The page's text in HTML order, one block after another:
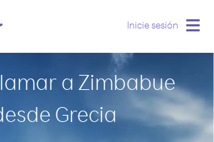
Inicie sesión
a Zimbabue
Grecia